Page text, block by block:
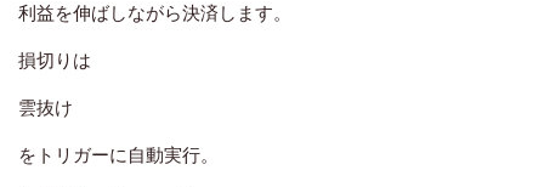
利益を伸ばしながら決済します。
損切りは
雲抜け
をトリガーに自動実行。